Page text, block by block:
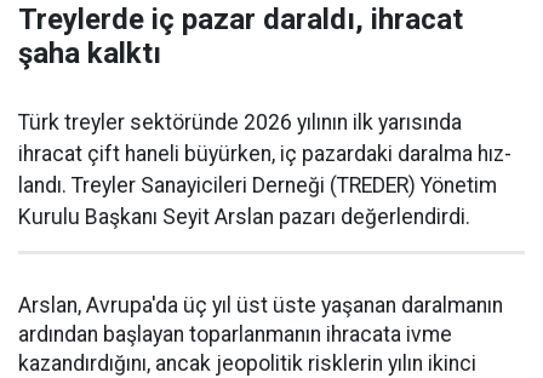
Treylerde iç pazar daraldı, ihracat
şaha kalktı
Türk treyler sektöründe 2026 yılının ilk yarısın­da
ihracat çift haneli bü­yürken, iç pazardaki daralma hız­
landı. Treyler Sanayicileri Der­neği (TREDER) Yönetim
Kurulu Başkanı Seyit Arslan pazarı değerlendirdi.
Arslan, Avrupa'da üç yıl üst üste yaşanan daralma­nın
ardından başlayan toparlan­manın ihracata ivme
kazandır­dığını, ancak jeopolitik riskle­rin yılın ikinci